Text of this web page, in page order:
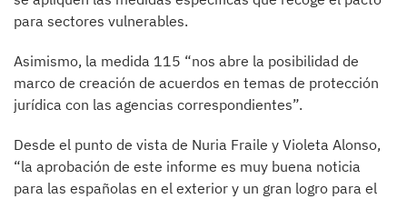
para sectores vulnerables.
Asimismo, la medida 115 “nos abre la posibilidad de
marco de creación de acuerdos en temas de protección
jurídica con las agencias correspondientes”.
Desde el punto de vista de Nuria Fraile y Violeta Alonso,
“la aprobación de este informe es muy buena noticia
para las españolas en el exterior y un gran logro para el